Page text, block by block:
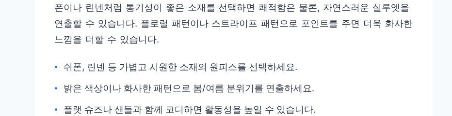
폰이나 린넨처럼 통기성이 좋은 소재를 선택하면 쾌적함은 물론, 자연스러운 실루엣을
연출할 수 있습니다. 플로럴 패턴이나 스트라이프 패턴으로 포인트를 주면 더욱 화사한
느낌을 더할 수 있습니다.
쉬폰, 린넨 등 가볍고 시원한 소재의 원피스를 선택하세요.
밝은 색상이나 화사한 패턴으로 봄/여름 분위기를 연출하세요.
플랫 슈즈나 샌들과 함께 코디하면 활동성을 높일 수 있습니다.